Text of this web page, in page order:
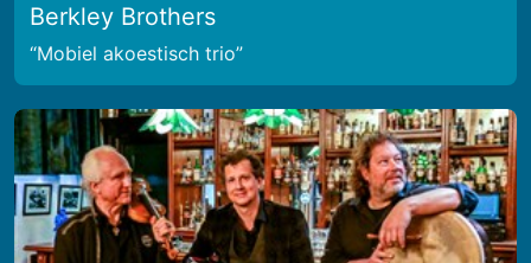
Berkley Brothers
Mobiel akoestisch trio